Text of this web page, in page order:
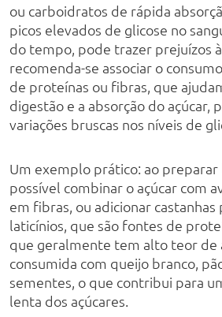
ou carboidratos de rápida
picos elevados de glicose no
do tempo, pode trazer prejuízos
recomenda-se associar o
de proteínas ou fibras, que
digestão e a absorção do açúcar,
variações bruscas nos níveis de
Um exemplo prático: ao preparar
possível combinar o açúcar com
em fibras, ou adicionar castanhas
laticínios, que são fontes de
que geralmente tem alto teor de
consumida com queijo branco,
sementes, o que contribui para
lenta dos açúcares.